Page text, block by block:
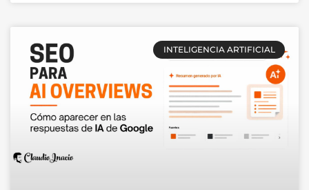
INTELIGENCIA ARTIFICIAL